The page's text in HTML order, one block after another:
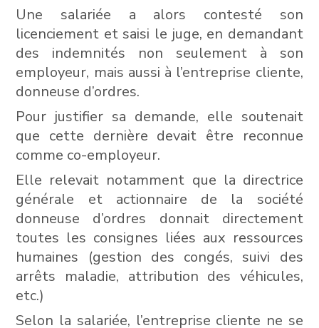
Une salariée a alors contesté son
licenciement et saisi le juge, en demandant
des indemnités non seulement à son
employeur, mais aussi à l’entreprise cliente,
donneuse d’ordres.
Pour justifier sa demande, elle soutenait
que cette dernière devait être reconnue
comme co-employeur.
Elle relevait notamment que la directrice
générale et actionnaire de la société
donneuse d’ordres donnait directement
toutes les consignes liées aux ressources
humaines (gestion des congés, suivi des
arrêts maladie, attribution des véhicules,
etc.)
Selon la salariée, l’entreprise cliente ne se